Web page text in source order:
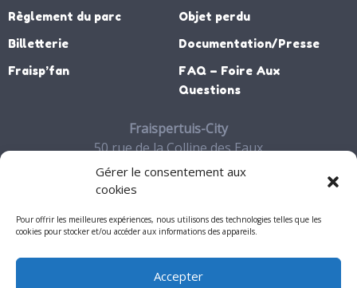
Gérer le consentement aux
cookies
Pour offrir les meilleures expériences, nous utilisons des technologies telles que les
cookies pour stocker et/ou accéder aux informations des appareils.
Accepter
Règlement du parc
Billetterie
Fraisp’fan
Objet perdu
Documentation/Presse
FAQ – Foire Aux
Questions
Fraispertuis-City
50 rue de la Colline des Eaux
88700 JEANMENIL
Contact